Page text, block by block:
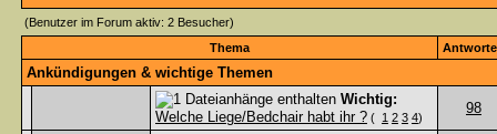
(Benutzer im Forum aktiv: 2 Besucher)
Thema
Ankündigungen & wichtige Themen
Wichtig:
Welche Liege/Bedchair habt ihr ? ( 1 2 3 4)
98